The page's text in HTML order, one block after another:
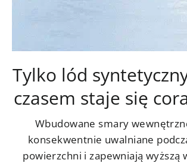
Tylko lód
czasem staje się
Wbudowane smary
konsekwentnie uwalniane
powierzchni i zapewniają wyższą